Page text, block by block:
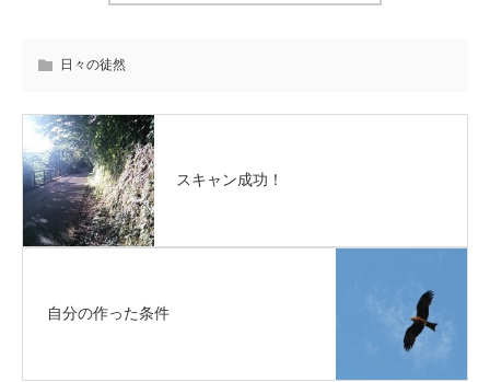
日々の徒然
スキャン成功！
自分の作った条件